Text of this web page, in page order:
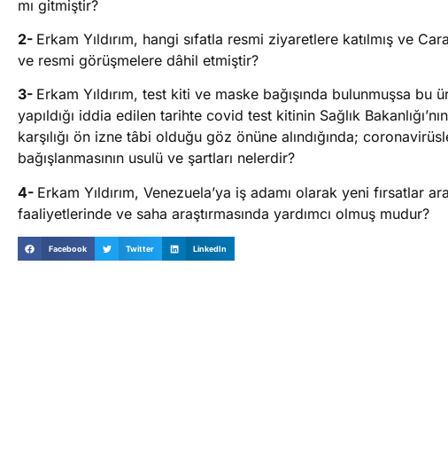
mı gitmiştir?
2- Erkam Yıldırım, hangi sıfatla resmi ziyaretlere katılmış ve
ve resmi görüşmelere dâhil etmiştir?
3- Erkam Yıldırım, test kiti ve maske bağışında bulunmuşsa bu
yapıldığı iddia edilen tarihte covid test kitinin Sağlık
karşılığı ön izne tâbi olduğu göz önüne alındığında;
bağışlanmasının usulü ve şartları nelerdir?
4- Erkam Yıldırım, Venezuela’ya iş adamı olarak yeni fırsatlar
faaliyetlerinde ve saha araştırmasında yardımcı olmuş mudur?
Facebook Twitter LinkedIn